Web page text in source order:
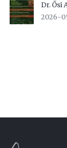
Dr. Ősi
2026-